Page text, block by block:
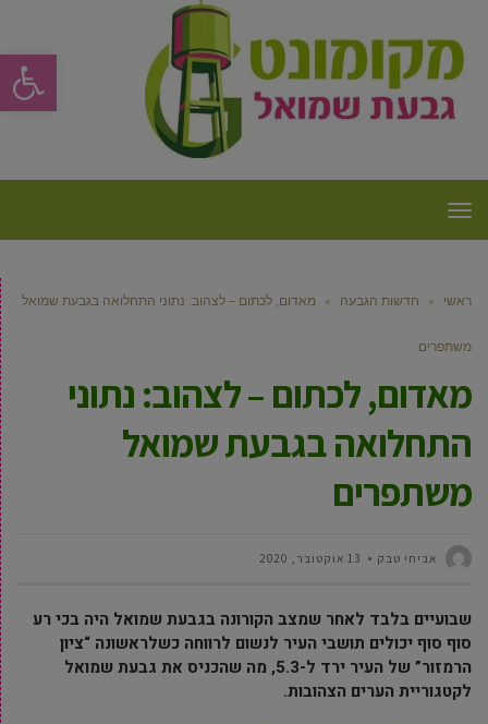
פתח
תפריט
ראשי » חדשות הגבעה » מאדום, לכתום – לצהוב: נתוני התחלואה בגבעת שמואל
משתפרים
מאדום, לכתום – לצהוב: נתוני
התחלואה בגבעת שמואל
משתפרים
אביחי טבק 13 אוקטובר, 2020
שבועיים בלבד לאחר שמצב הקורונה בגבעת שמואל היה בכי רע
סוף סוף יכולים תושבי העיר לנשום לרווחה כשלראשונה “ציון
הרמזור” של העיר ירד ל-5.3, מה שהכניס את גבעת שמואל
לקטגוריית הערים הצהובות.